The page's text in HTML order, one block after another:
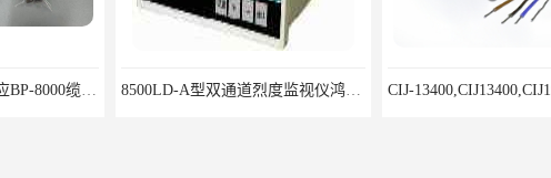
8500LD-A型双通道烈度监视仪鸿泰产品性价比好